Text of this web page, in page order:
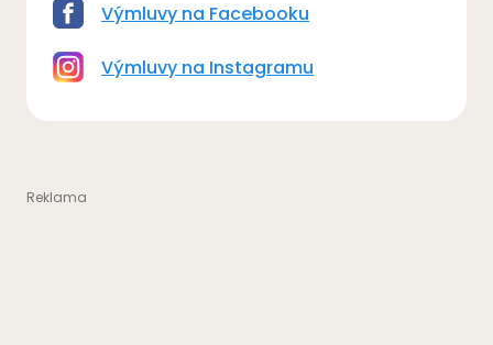
Výmluvy na Facebooku
Výmluvy na Instagramu